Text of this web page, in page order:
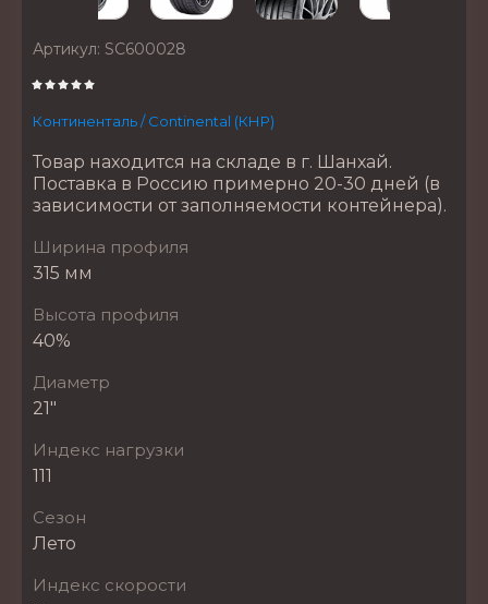
Артикул: SC600028
Континенталь / Continental (КНР)
Товар находится на складе в г. Шанхай.
Поставка в Россию примерно 20-30 дней (в
зависимости от заполняемости контейнера).
Ширина профиля
315 мм
Высота профиля
40%
Диаметр
21"
Индекс нагрузки
111
Сезон
Лето
Индекс скорости